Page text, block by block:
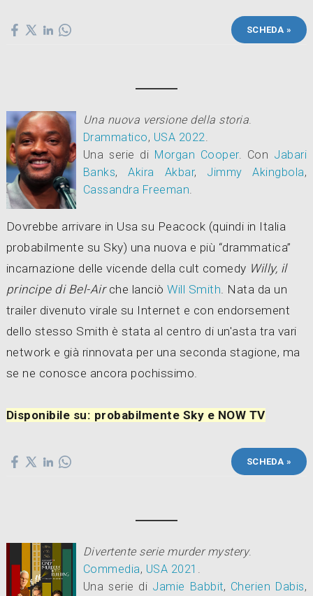
SCHEDA »
Una nuova versione della storia
Drammatico, USA 2022
Una serie di Morgan Cooper. Con Jabari
Banks,Akira Akbar, Jimmy Akingbola,
Cassandra Freeman
Dovrebbe arrivare in Usa su Peacock (quindi in Italia
probabilmente su Sky) una nuova e più “drammatica”
incarnazione delle vicende della cult comedy Willy, il
principe di Bel-Air che lanciòWill Smith . Nata da un
trailer divenuto virale su Internet e con endorsement
dello stesso Smith è stata al centro di un'asta tra vari
network e già rinnovata per una seconda stagione, ma
se ne conosce ancora pochissimo.
Disponibile su: probabilmente Sky e NOW TV
SCHEDA »
Divertente serie murder mystery.
Commedia, USA 2021
Una serie di Jamie Babbit, Cherien Dabis,